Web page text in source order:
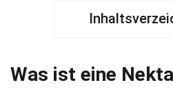
Was ist eine